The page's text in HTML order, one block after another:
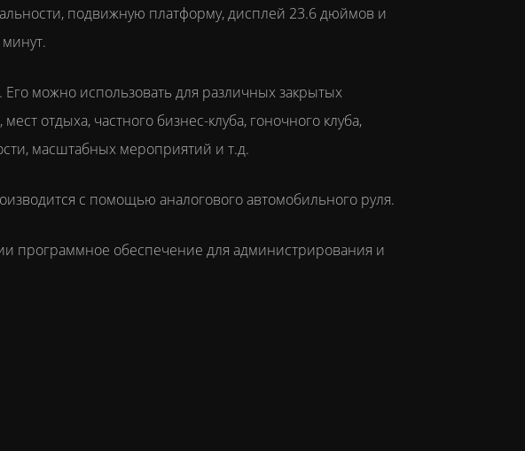
подвижную платформу, дисплей 23.6 дюймов и
Его можно использовать для различных закрытых
отдыха, частного бизнес-клуба, гоночного клуба,
масштабных мероприятий и т.д.
с помощью аналогового автомобильного руля.
программное обеспечение для администрирования и